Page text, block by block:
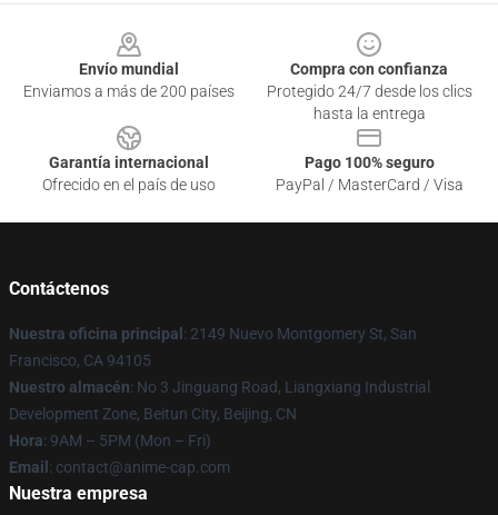
Envío mundial
Enviamos a más de 200 países
Compra con confianza
Protegido 24/7 desde los clics
hasta la entrega
Garantía internacional
Ofrecido en el país de uso
Pago 100% seguro
PayPal / MasterCard / Visa
Contáctenos
Nuestra oficina principal : 2149 Nuevo Montgomery St, San
Francisco, CA 94105
Nuestro almacén: No 3 Jinguang Road, Liangxiang Industrial
Development Zone, Beitun City, Beijing, CN
Hora: 9AM – 5PM (Mon – Fri)
Email : contact@anime-cap.com
Nuestra empresa